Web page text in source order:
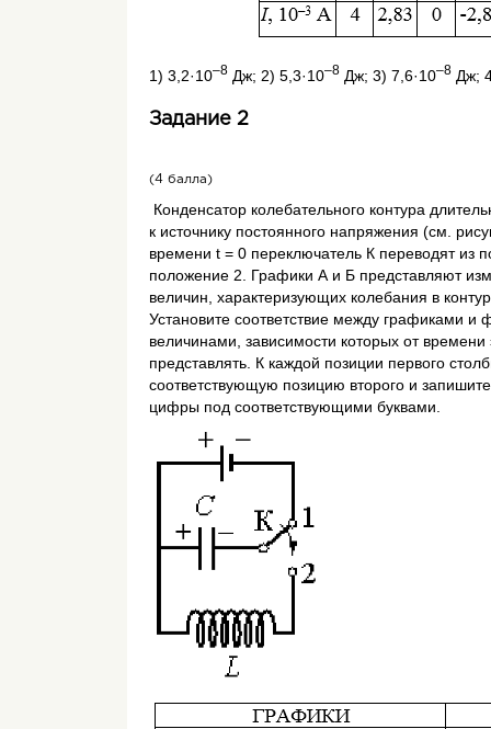
1) 3,2·10–8 Дж; 2) 5,3·10–8 Дж; 3) 7,6·10–8 Дж;
Задание 2
(4 балла)
Конденсатор колебательного контура
к источнику постоянного напряжения (см.
времени t = 0 переключатель К переводят из
положение 2. Графики А и Б представляют
величин, характеризующих колебания в
Установите соответствие между графиками и
величинами, зависимости которых от времени
представлять. К каждой позиции первого
соответствующую позицию второго и
цифры под соответствующими буквами.